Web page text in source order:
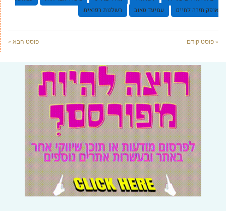
אופק חזרה לחיים
עמיעד טאוב רשלנות רפואית
« פוסט קודם פוסט הבא »